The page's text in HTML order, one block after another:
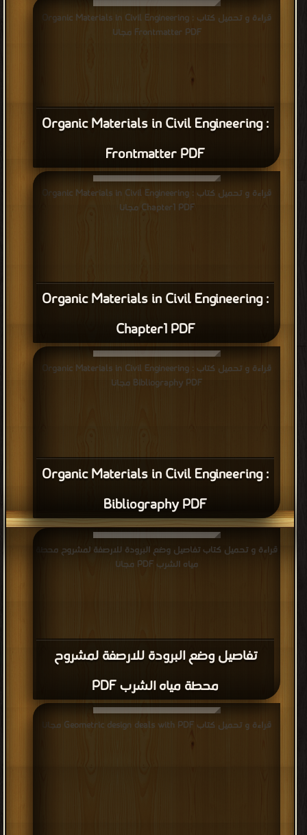
Organic Materials in Civil Engineering :
Frontmatter PDF
قراءة و تحميل كتاب Organic Materials in Civil Engineering :
Frontmatter PDF مجانا
Organic Materials in Civil Engineering :
Chapter1 PDF
قراءة و تحميل كتاب Organic Materials in Civil Engineering :
Chapter1 PDF مجانا
Organic Materials in Civil Engineering :
Bibliography PDF
قراءة و تحميل كتاب Organic Materials in Civil Engineering :
Bibliography PDF مجانا
تفاصيل وضع البرودة للارصفة لمشروح
محطة مياه الشرب PDF
قراءة و تحميل كتاب تفاصيل وضع البرودة للارصفة لمشروح محطة
مياه الشرب PDF مجانا
قراءة و تحميل كتاب Geometric design deals with PDF مجانا